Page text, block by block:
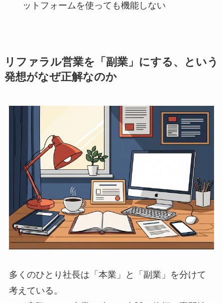
ットフォームを使っても機能しない
リファラル営業を「副業」にする、という
発想がなぜ正解なのか
多くのひとり社長は「本業」と「副業」を分けて
考えている。